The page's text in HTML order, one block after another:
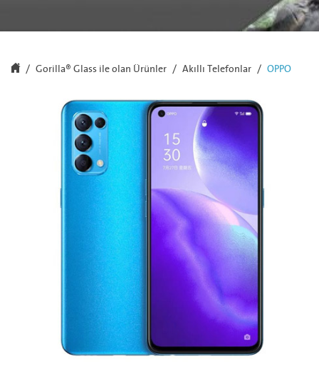
Gorilla® Glass ile olan Ürünler Akıllı Telefonlar OPPO